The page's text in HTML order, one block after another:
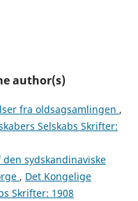
author(s)
fra oldsagsamlingen ,
Selskabs Skrifter:
sydskandinaviske
, Det Kongelige
Skrifter: 1908